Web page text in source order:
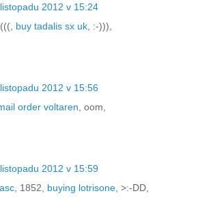
2012 v 15:24
buy tadalis sx uk , :-))),
2012 v 15:56
order voltaren , oom,
2012 v 15:59
, 1852, buying lotrisone , >:-DD,